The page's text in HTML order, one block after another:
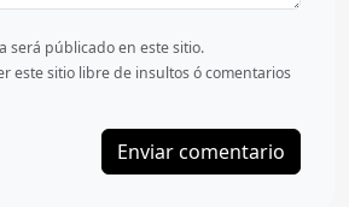
será públicado en este sitio.
este sitio libre de insultos ó comentarios
Enviar comentario